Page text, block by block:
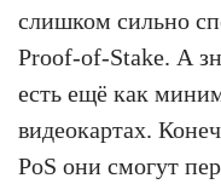
слишком сильно
Proof-of-Stake. А
есть ещё как
видеокартах.
PoS они смогут